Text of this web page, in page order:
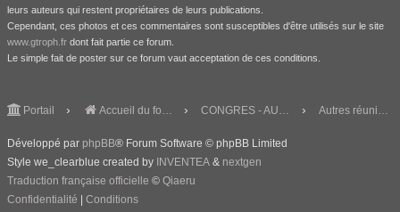
leurs auteurs qui restent propriétaires de leurs publications.
Cependant, ces photos et ces commentaires sont susceptibles d'être utilisés sur le site
www.gtroph.fr dont fait partie ce forum.
Le simple fait de poster sur ce forum vaut acceptation de ces conditions.
Portail Accueil du forum CONGRES - AUTRES REUNIONS & BOURSES Autres réunions
Développé par phpBB® Forum Software © phpBB Limited
Style we_clearblue created by INVENTEA & nextgen
Traduction française officielle © Qiaeru
Confidentialité
Conditions